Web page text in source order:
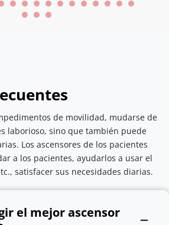
de movilidad, mudarse de
laborioso, sino que también puede
Los ascensores de los pacientes
a los pacientes, ayudarlos a usar el
satisfacer sus necesidades diarias.
el mejor ascensor